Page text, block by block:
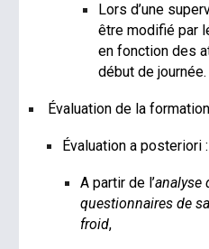
Lors d’une
être modifié par
en fonction des
début de journée.
Évaluation de la formation
Évaluation a posteriori :
A partir de l’analyse
questionnaires de
froid,